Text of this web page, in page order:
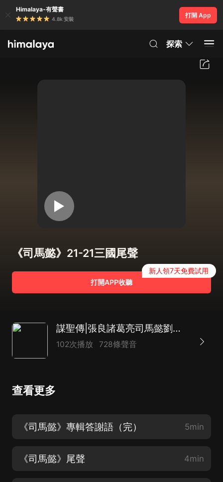
Himalaya-有聲書
4.8k 安裝
打開 App
探索
《司馬懿》21-21三國尾聲
打開APP收聽
新人領7天免費試用
謀聖傳|張良諸葛亮司馬懿劉伯溫薑子牙鬼谷子範蠡管仲東方朔
102次播放 728條聲音
查看更多
《司馬懿》專輯答謝語（完） 5min
《司馬懿》尾聲 4min